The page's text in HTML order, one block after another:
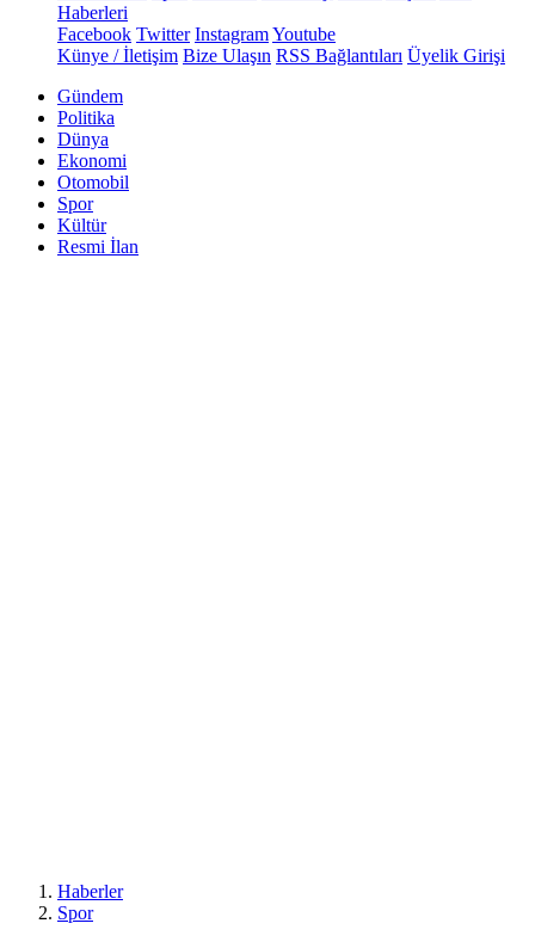
Haberleri
Facebook Twitter InstagramYoutube
Künye / İletişim Bize Ulaşın RSS Bağlantıları Üyelik Girişi
Gündem
Politika
Dünya
Ekonomi
Otomobil
Spor
Kültür
Resmi İlan
Haberler
Spor